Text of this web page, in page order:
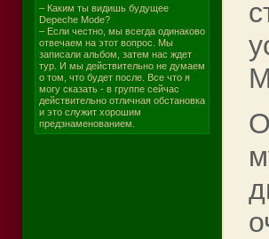
– Каким ты видишь будущее
Depeche Mode?
– Если честно, мы всегда одинаково
отвечаем на этот вопрос. Мы
записали альбом, затем нас ждет
тур. И мы действительно не думаем
о том, что будет после. Все что я
могу сказать - в группе сейчас
действительно отличная обстановка
и это служит хорошим
предзнаменованием.